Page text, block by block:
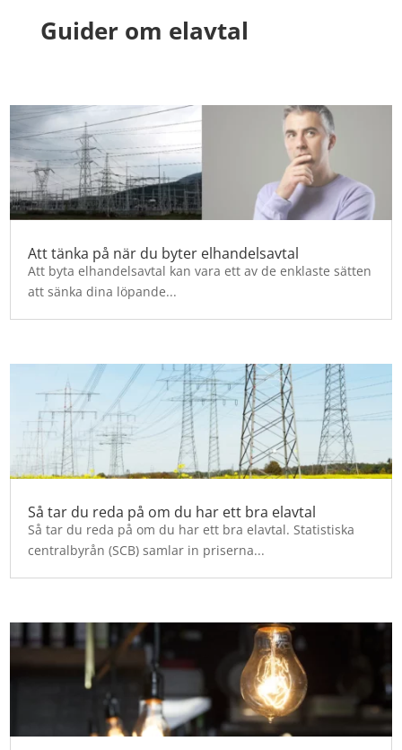
Guider om elavtal
Att tänka på när du byter elhandelsavtal
Att byta elhandelsavtal kan vara ett av de enklaste sätten
att sänka dina löpande...
Så tar du reda på om du har ett bra elavtal
Så tar du reda på om du har ett bra elavtal. Statistiska
centralbyrån (SCB) samlar in priserna...